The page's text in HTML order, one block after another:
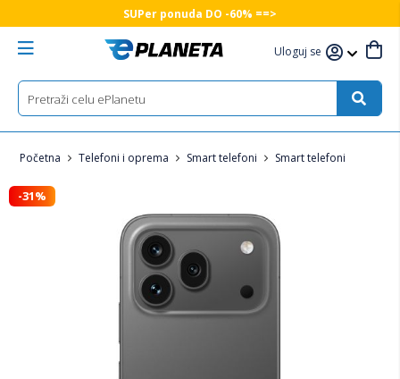
SUPer ponuda DO -60% ==>
Uloguj se
Početna Telefoni i oprema Smart telefoni Smart telefoni
-31%